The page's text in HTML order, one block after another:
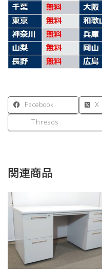
Facebook X
Threads
関連商品